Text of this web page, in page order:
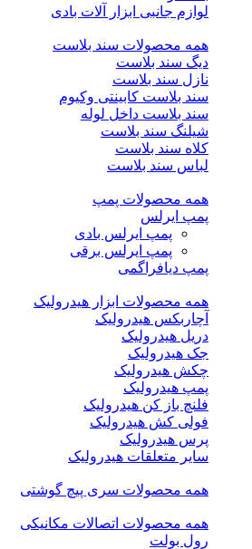
لوازم جانبی ابزار آلات بادی
همه محصولات سند بلاست
دیگ سند بلاست
نازل سند بلاست
سند بلاست کابینتی وکیوم
سند بلاست داخل لوله
شیلنگ سند بلاست
کلاه سند بلاست
لباس سند بلاست
همه محصولات پمپ
پمپ ایرلس
پمپ ایرلس بادی
پمپ ایرلس برقی
پمپ دیافراگمی
همه محصولات ابزار هیدرولیک
آچاربکس هیدرولیک
دریل هیدرولیک
جک هیدرولیک
چکش هیدرولیک
پمپ هیدرولیک
فلنچ باز کن هیدرولیک
فولی کش هیدرولیک
پرس هیدرولیک
سایر متعلقات هیدرولیک
همه محصولات سری پیچ گوشتی
همه محصولات اتصالات مکانیکی
رول بولت